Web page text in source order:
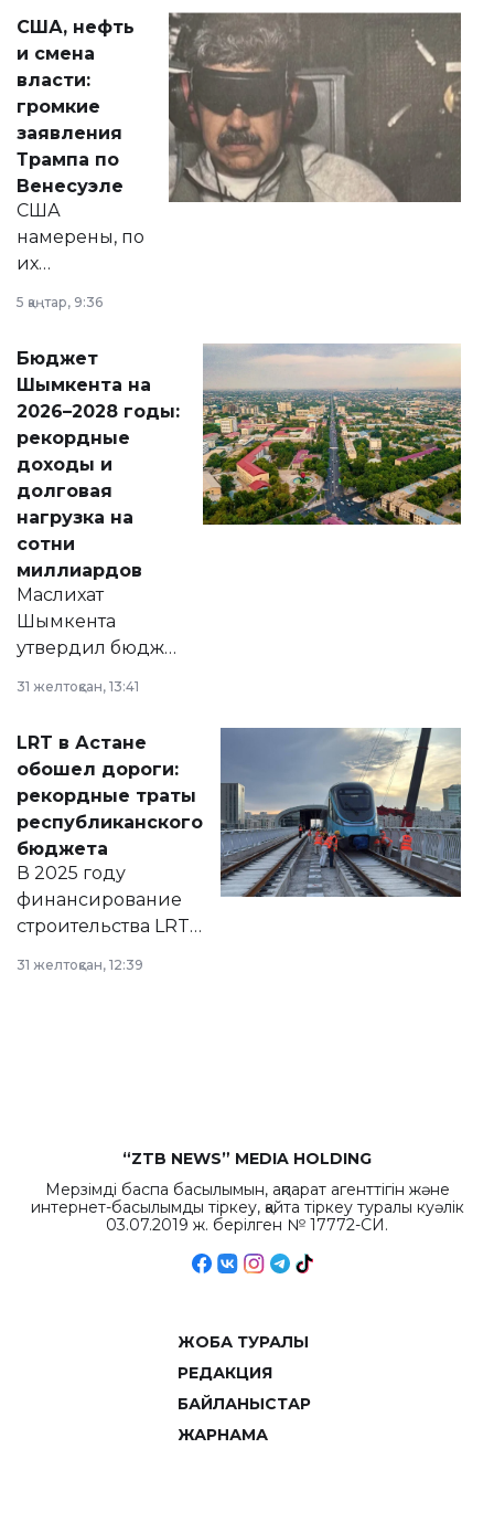
актуальных тем —
от слухов о
политических
реформах до
вопросов армии,
экономики и
личного здоровья.
США, нефть
и смена
власти:
громкие
заявления
Трампа по
Венесуэле
США
намерены, по
их
принести
народу
Венесуэлы.
5 қаңтар, 9:36
Бюджет
Шымкента на
2026–2028 годы:
рекордные
доходы и
долговая
нагрузка на
сотни
миллиардов
Маслихат
Шымкента
утвердил бюджет
2028 годы.
документ
появился в базе
нормативных
правовых актов и
на сайте маслихат
города.
31 желтоқсан, 13:41
LRT в Астане
обошел дороги:
рекордные траты
республиканского
бюджета
В 2025 году
финансирование
строительства LRT
республиканского
31 желтоқсан, 12:39
“ZTB NEWS” MEDIA HOLDING
Мерзімді баспа басылымын, ақпарат агенттігін және
интернет-басылымды тіркеу, қайта тіркеу туралы куәлік
03.07.2019 ж. берілген № 17772-СИ.
ЖОБА ТУРАЛЫ
РЕДАКЦИЯ
БАЙЛАНЫСТАР
ЖАРНАМА